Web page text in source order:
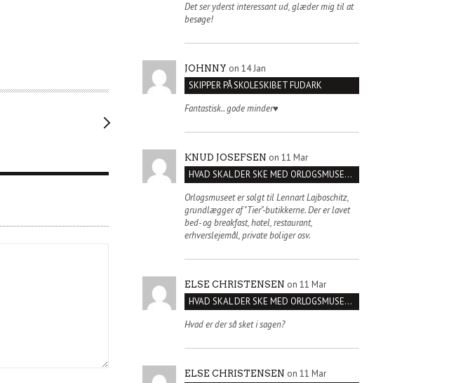
Det ser yderst interessant ud, glæder mig til at
besøge!
JOHNNY on 14 Jan
SKIPPER PÅ SKOLESKIBET FUDARK
Fantastisk.. gode minder♥️
KNUD JOSEFSEN on 11 Mar
HVAD SKAL DER SKE MED ORLOGSMUSEET?
Orlogsmuseet er solgt til Lennart Lajboschitz,
grundlægger af "Tier"-butikkerne. Der er lavet
bed- og breakfast, hotel, restaurant,
erhverslejemål, private boliger osv.
ELSE CHRISTENSEN on 11 Mar
HVAD SKAL DER SKE MED ORLOGSMUSEET?
Hvad er der så sket i sagen?
ELSE CHRISTENSEN on 11 Mar